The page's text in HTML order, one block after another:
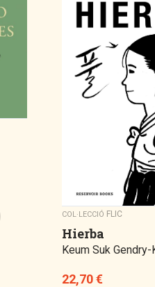
COL·LECCIÓ FLIC
Hierba
Keum Suk Gendry-
22,70€